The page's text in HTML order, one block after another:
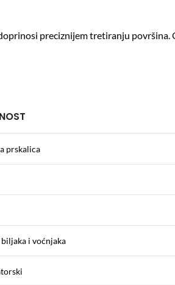
preciznijem tretiranju površina.
prskalica
i voćnjaka